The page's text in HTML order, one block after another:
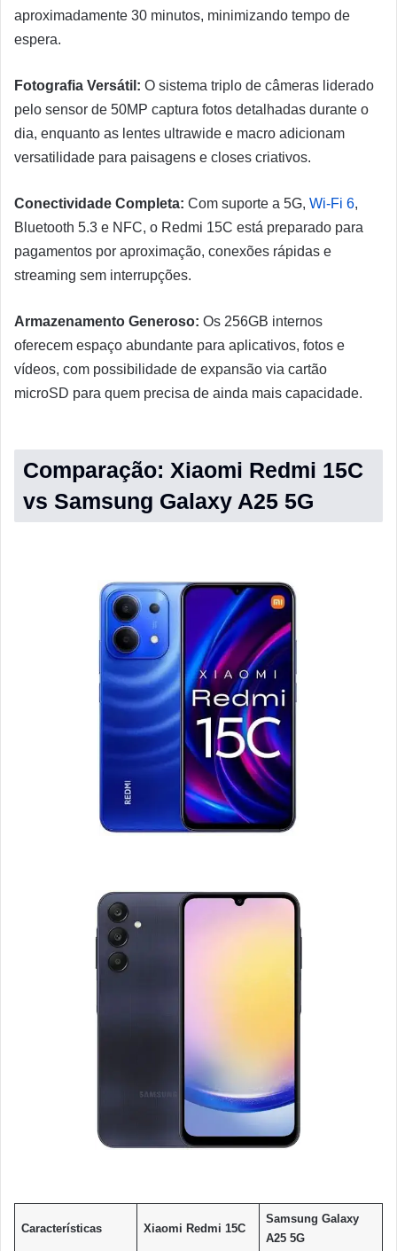
aproximadamente 30 minutos, minimizando tempo de
espera.
Fotografia Versátil: O sistema triplo de câmeras liderado
pelo sensor de 50MP captura fotos detalhadas durante o
dia, enquanto as lentes ultrawide e macro adicionam
versatilidade para paisagens e closes criativos.
Conectividade Completa: Com suporte a 5G, Wi-Fi 6,
Bluetooth 5.3 e NFC, o Redmi 15C está preparado para
pagamentos por aproximação, conexões rápidas e
streaming sem interrupções.
Armazenamento Generoso: Os 256GB internos
oferecem espaço abundante para aplicativos, fotos e
vídeos, com possibilidade de expansão via cartão
microSD para quem precisa de ainda mais capacidade.
Comparação: Xiaomi Redmi 15C
vs Samsung Galaxy A25 5G
Características Xiaomi Redmi 15C
Samsung Galaxy
A25 5G